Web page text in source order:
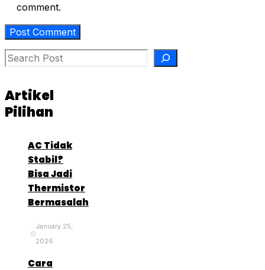
comment.
Search
Artikel
Pilihan
AC Tidak
Stabil?
Bisa Jadi
Thermistor
Bermasalah
January 25,
2026
Cara